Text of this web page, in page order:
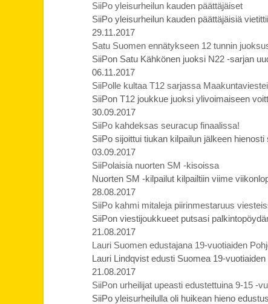
SiiPo yleisurheilun kauden päättäjäiset
SiiPo yleisurheilun kauden päättäjäisiä
29.11.2017
Satu Suomen ennätykseen 12 tunnin
SiiPon Satu Kähkönen juoksi N22 -sarjan
06.11.2017
SiiPolle kultaa T12 sarjassa
SiiPon T12 joukkue juoksi ylivoimaiseen
30.09.2017
SiiPo kahdeksas seuracup finaalissa!
SiiPo sijoittui tiukan kilpailun jälkeen
03.09.2017
SiiPolaisia nuorten SM -kisoissa
Nuorten SM -kilpailut kilpailtiin viime
28.08.2017
SiiPo kahmi mitaleja piirinmestaruus
SiiPon viestijoukkueet putsasi
21.08.2017
Lauri Suomen edustajana 19-vuotiaiden
Lauri Lindqvist edusti Suomea 19-
21.08.2017
SiiPon urheilijat upeasti edustettuina 9-15 -
SiiPo yleisurheilulla oli huikean hieno